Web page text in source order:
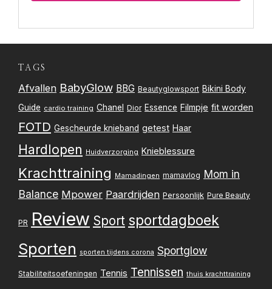
TAGS
Afvallen BabyGlow BBG Beautyglowsport Bikini Body
Guide cardio training Chanel Dior Essence Filmpje fit worden
FOTD Gescheurde knieband getest Haar
Hardlopen Huidverzorging Knieblessure
Krachttraining Mamadingen mamavlog Mom in
Balance Mpower Paardrijden Persoonlijk Pure Beauty
PR Review Sport sportdagboek
Sporten sporten tijdens corona Sportglow
Stabiliteitsoefeningen Tennis Tennissen thuis krachttraining